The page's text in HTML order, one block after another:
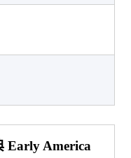
Early America